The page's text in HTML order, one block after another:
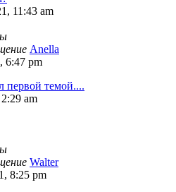
11:43 am
Anella
6:47 pm
первой темой....
am
Walter
8:25 pm